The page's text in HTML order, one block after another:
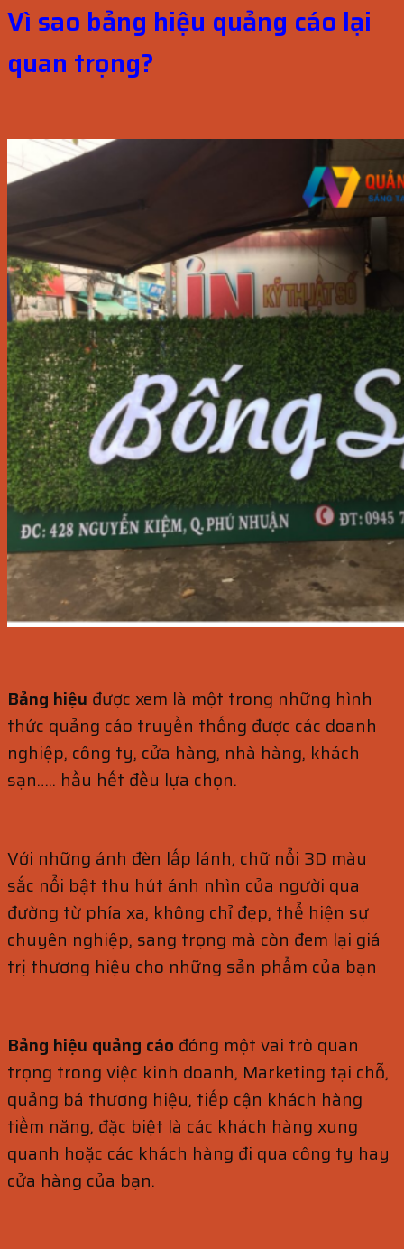
Vì sao bảng hiệu quảng cáo lại
quan trọng?
Bảng hiệu được xem là một trong những hình
thức quảng cáo truyền thống được các doanh
nghiệp, công ty, cửa hàng, nhà hàng, khách
sạn….. hầu hết đều lựa chọn.
Với những ánh đèn lấp lánh, chữ nổi 3D màu
sắc nổi bật thu hút ánh nhìn của người qua
đường từ phía xa, không chỉ đẹp, thể hiện sự
chuyên nghiệp, sang trọng mà còn đem lại giá
trị thương hiệu cho những sản phẩm của bạn
Bảng hiệu quảng cáo đóng một vai trò quan
trọng trong việc kinh doanh, Marketing tại chỗ,
quảng bá thương hiệu, tiếp cận khách hàng
tiềm năng, đặc biệt là các khách hàng xung
quanh hoặc các khách hàng đi qua công ty hay
cửa hàng của bạn.